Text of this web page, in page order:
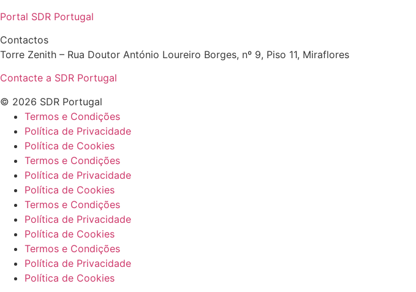
Portal SDR Portugal
Contactos
Torre Zenith – Rua Doutor António Loureiro Borges, nº 9, Piso 11, Miraflores
Contacte a SDR Portugal
© 2026 SDR Portugal
Termos e Condições
Política de Privacidade
Política de Cookies
Termos e Condições
Política de Privacidade
Política de Cookies
Termos e Condições
Política de Privacidade
Política de Cookies
Termos e Condições
Política de Privacidade
Política de Cookies